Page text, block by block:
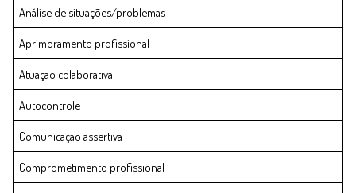
Análise de situações/problemas
Aprimoramento profissional
Atuação colaborativa
Autocontrole
Comunicação assertiva
Comprometimento profissional